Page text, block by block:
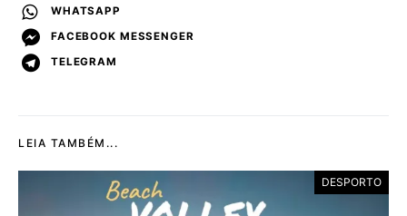
WHATSAPP
FACEBOOK MESSENGER
TELEGRAM
LEIA TAMBÉM...
DESPORTO